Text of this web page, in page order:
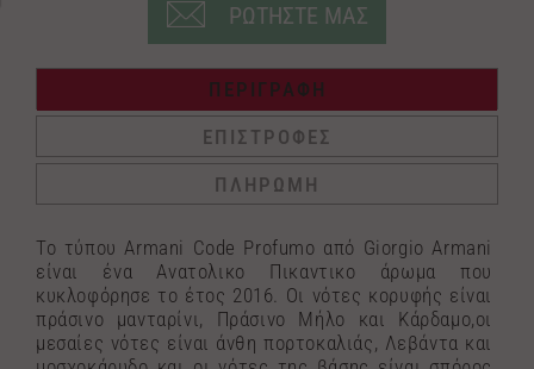
ΡΩΤΗΣΤΕ ΜΑΣ
ΠΕΡΙΓΡΑΦΗ
ΕΠΙΣΤΡΟΦΕΣ
ΠΛΗΡΩΜΗ
Το τύπου Armani Code Profumo από Giorgio Armani
είναι ένα Ανατολικο Πικαντικο άρωμα που
κυκλοφόρησε το έτος 2016. Οι νότες κορυφής είναι
πράσινο μανταρίνι, Πράσινο Μήλο και Κάρδαμο,οι
μεσαίες νότες είναι άνθη πορτοκαλιάς, Λεβάντα και